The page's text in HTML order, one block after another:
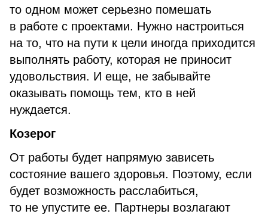
то одном может серьезно помешать
в работе с проектами. Нужно настроиться
на то, что на пути к цели иногда приходится
выполнять работу, которая не приносит
удовольствия. И еще, не забывайте
оказывать помощь тем, кто в ней
нуждается.
Козерог
От работы будет напрямую зависеть
состояние вашего здоровья. Поэтому, если
будет возможность расслабиться,
то не упустите ее. Партнеры возлагают